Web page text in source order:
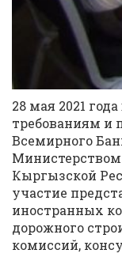
28 мая 2021
требованиям
Всемирного
Кыргызской
участие
иностранных
дорожного
комиссий,